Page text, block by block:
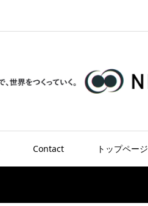
Contact トップページ